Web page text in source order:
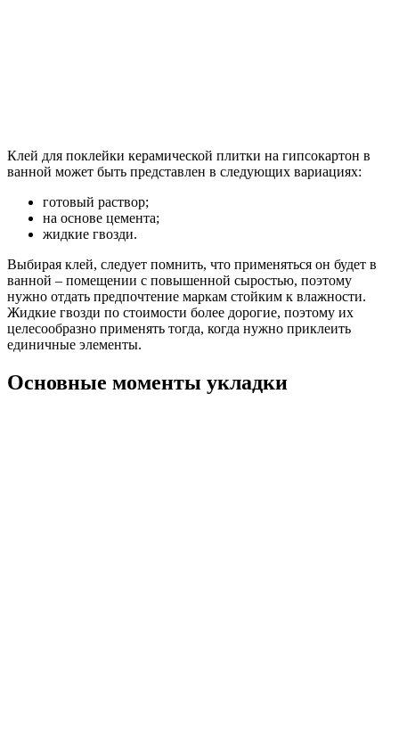
Клей для поклейки керамической плитки на гипсокартон в
ванной может быть представлен в следующих вариациях:
готовый раствор;
на основе цемента;
жидкие гвозди.
Выбирая клей, следует помнить, что применяться он будет в
ванной – помещении с повышенной сыростью, поэтому
нужно отдать предпочтение маркам стойким к влажности.
Жидкие гвозди по стоимости более дорогие, поэтому их
целесообразно применять тогда, когда нужно приклеить
единичные элементы.
Основные моменты укладки